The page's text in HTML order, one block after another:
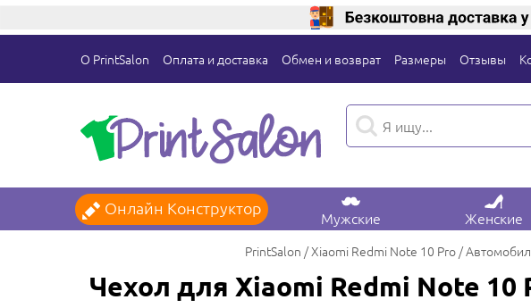
О PrintSalon Оплата и доставка Обмен и возврат Размеры Отзывы
Онлайн Конструктор
Мужские Женские
PrintSalon Xiaomi Redmi Note 10 Pro
Чехол для Xiaomi Redmi Note 10